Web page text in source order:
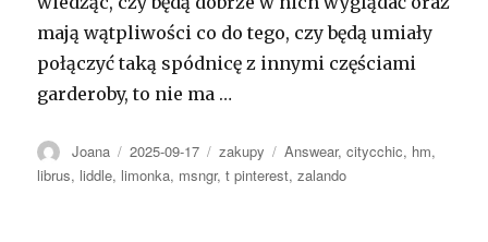
mają wątpliwości co do tego, czy będą umiały
połączyć taką spódnicę z innymi częściami
garderoby, to nie ma …
Autor
Joana Opublikowano
2025-09-17 Kategorie
zakupy Tagi
Answear,citycchic, hm,
librus, liddle, limonka, msngr,t pinterest,zalando